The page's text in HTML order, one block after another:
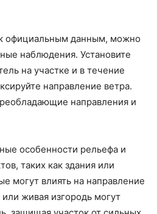
к официальным данным, можно
наблюдения. Установите
на участке и в течение
направление ветра.
направления и
особенности рельефа и
таких как здания или
могут влиять на направление
живая изгородь могут